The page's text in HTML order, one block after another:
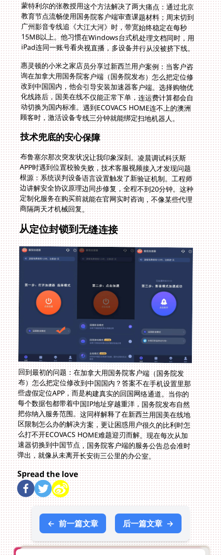
蒙特利尔的张教授用这个方法解决了两大痛点：通过北京
教育节点流畅使用国务院客户端审查课题材料；周末切到
广州影音专线追《大江大河》时，带宽始终稳定在每秒
15MB以上。他习惯在Windows台式机处理文档同时，用
iPad连同一账号看央视直播，多设备并行从没被挤下线。
惠灵顿的小米之家店员分享过新西兰用户案例：当客户咨
询在加拿大用国务院客户端（国务院发布）怎么把定位修
改到中国国内，他会引导安装加速器客户端。选择购物优
化线路后，国美在线不仅能正常下单，连运费计算都会自
动切换为国内标准。遇到ECOVACS HOME连不上的澳洲
顾客时，激活设备专线三分钟就能绑定扫地机器人。
技术兜底的安心保障
布鲁塞尔那次突发状况让我印象深刻。凌晨调试科沃斯
APP时遇到位置校验失败，技术客服视频接入才发现问题
根源：系统误判设备语言设置触发了新验证机制。工程师
边讲解安全协议原理边同步修复，全程不到20分钟。这种
定制化服务在购买前就能在官网实时咨询，不像某些代理
商隔两天才机械回复。
从定位封锁到无缝连接
回到最初的问题：在加拿大用国务院客户端（国务院发
布）怎么把定位修改到中国国内？答案不在手机设置里那
些虚假定位APP，而是构建真实的回国网络通道。当你的
每个数据包都带着中国IP地址穿越重洋，国务院发布自然
把你纳入服务范围。这同样解释了在新西兰用国美在线地
区限制怎么办的解决方案，更让困惑用户很久的比利时怎
么打不开ECOVACS HOME难题迎刃而解。现在每次从加
速器切换到中国节点，国务院客户端的服务公告总会准时
弹出，就像从未离开长安街三公里的办公室。
Spread the love
← 前一篇文章 后一篇文章 →